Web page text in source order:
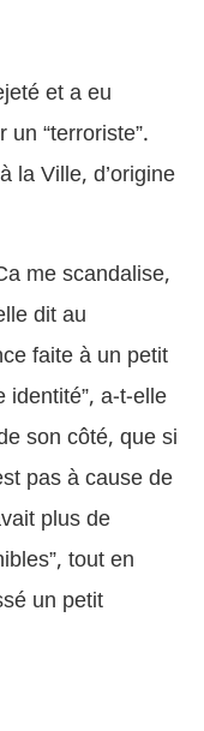
et a eu
“terroriste”.
la Ville, d’origine
me scandalise,
dit au
faite à un petit
a-t-elle
son côté, que si
pas à cause de
plus de
tout en
un petit